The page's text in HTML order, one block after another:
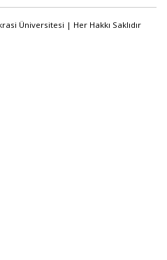
Üniversitesi | Her Hakkı Saklıdır